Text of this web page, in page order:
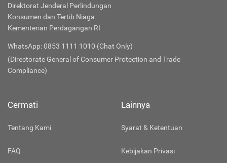
Direktorat Jenderal Perlindungan
Konsumen dan Tertib Niaga
Kementerian Perdagangan RI
WhatsApp: 0853 1111 1010 (Chat Only)
(Directorate General of Consumer Protection and Trade
Compliance)
Cermati
Tentang Kami
FAQ
Lainnya
Syarat & Ketentuan
Kebijakan Privasi